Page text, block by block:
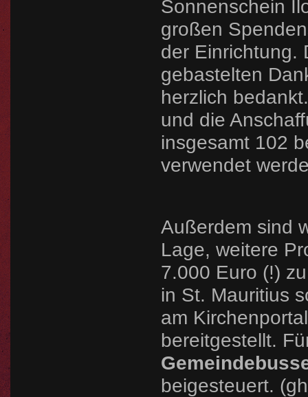
Sonnenschein
großen
der Einrichtung.
gebastelten
herzlich
und die
insgesamt 102
verwendet
Außerdem sind
Lage, weitere
7.000 Euro (!)
in St. Mauritius
am
bereitgestellt.
beigesteuert.